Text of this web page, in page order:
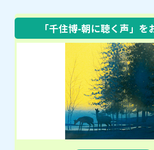
「千住博-朝に聴く声」 を